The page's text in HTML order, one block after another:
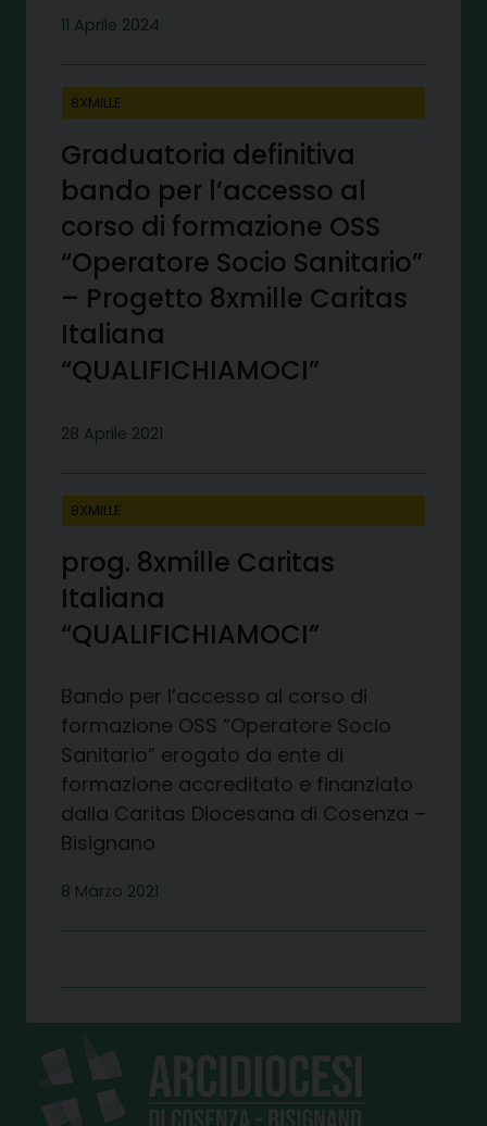
11 Aprile 2024
8XMILLE
Graduatoria definitiva
bando per l’accesso al
corso di formazione OSS
“Operatore Socio Sanitario”
– Progetto 8xmille Caritas
Italiana
“QUALIFICHIAMOCI”
28 Aprile 2021
8XMILLE
prog. 8xmille Caritas
Italiana
“QUALIFICHIAMOCI”
Bando per l’accesso al corso di
formazione OSS “Operatore Socio
Sanitario” erogato da ente di
formazione accreditato e finanziato
dalla Caritas Diocesana di Cosenza –
Bisignano
8 Marzo 2021